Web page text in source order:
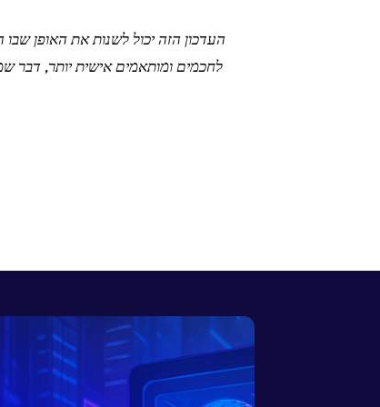
העדכון הזה יכול לשנות את האופן
לחכמים ומותאמים אישית יותר,